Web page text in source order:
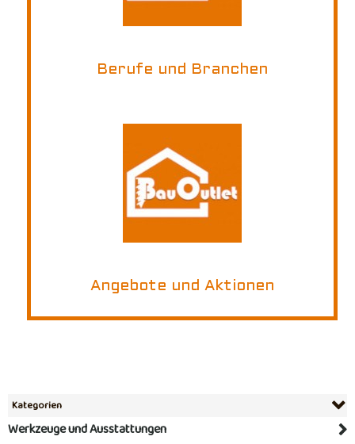
Kategorien
Werkzeuge und Ausstattungen
Berufe und Branchen
Angebote und Aktionen